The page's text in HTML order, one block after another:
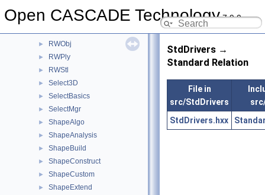
Open CASCADE Technology7.9.0
RWHeaderSection
► RWObj
► RWPly
► RWStl
► Select3D
► SelectBasics
► SelectMgr
► ShapeAlgo
► ShapeAnalysis
► ShapeBuild
► ShapeConstruct
► ShapeCustom
► ShapeExtend
StdDrivers →
Standard Relation
File in
src/StdDrivers
StdDrivers.hxx